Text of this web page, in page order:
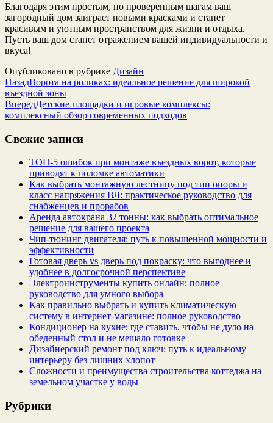
Благодаря этим простым, но проверенным шагам ваш
загородный дом заиграет новыми красками и станет
красивым и уютным пространством для жизни и отдыха.
Пусть ваш дом станет отражением вашей индивидуальности и
вкуса!
Опубликовано в рубрике Дизайн
НазадВорота на роликах: идеальное решение для широкой
въездной зоны
ВпередДетские площадки и игровые комплексы:
комплексный обзор современных подходов
Свежие записи
ТОП-5 ошибок при монтаже въездных ворот, которые
приводят к поломке автоматики
Как выбрать монтажную лестницу под тип опоры и
класс напряжения ВЛ: практическое руководство для
снабженцев и прорабов
Аренда автокрана 32 тонны: как выбрать оптимальное
решение для вашего проекта
Чип‑тюнинг двигателя: путь к повышенной мощности и
эффективности
Готовая дверь vs дверь под покраску: что выгоднее и
удобнее в долгосрочной перспективе
Электроинструменты купить онлайн: полное
руководство для умного выбора
Как правильно выбрать и купить климатическую
систему в интернет‑магазине: полное руководство
Кондиционер на кухне: где ставить, чтобы не дуло на
обеденный стол и не мешало готовке
Дизайнерский ремонт под ключ: путь к идеальному
интерьеру без лишних хлопот
Сложности и преимущества строительства коттеджа на
земельном участке у воды
Рубрики